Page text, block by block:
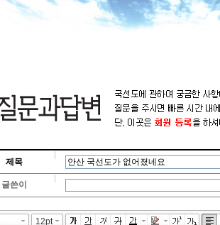
제목
글쓴이